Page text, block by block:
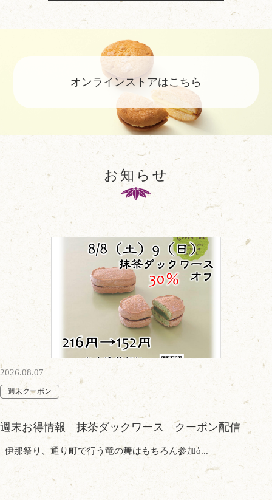
オンラインストアはこちら
お知らせ
2026.08.07
週末クーポン
週末お得情報 抹茶ダックワース クーポン配信
伊那祭り、通り町で行う竜の舞はもちろん参加ὀ...